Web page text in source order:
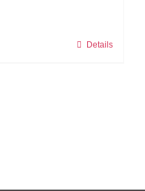
Details